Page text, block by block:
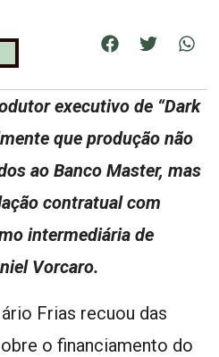
executivo de “Dark
que produção não
ao Banco Master, mas
contratual com
intermediária de
Vorcaro.
Frias recuou das
o financiamento do